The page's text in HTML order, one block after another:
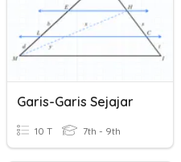
Garis-Garis Sejajar
10 T 7th - 9th